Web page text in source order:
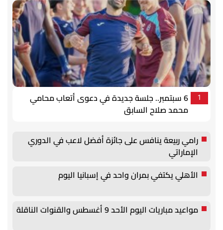
1
6 سبتمبر.. جلسة جديدة في دعوى أتعاب محامي
محمد صلاح السابق
رامي ربيعة ينافس على جائزة أفضل لاعب في الدوري
الإماراتي
الأهلي يكتفي بمران واحد في إسبانيا اليوم
مواعيد مباريات اليوم الأحد 9 أغسطس والقنوات الناقلة